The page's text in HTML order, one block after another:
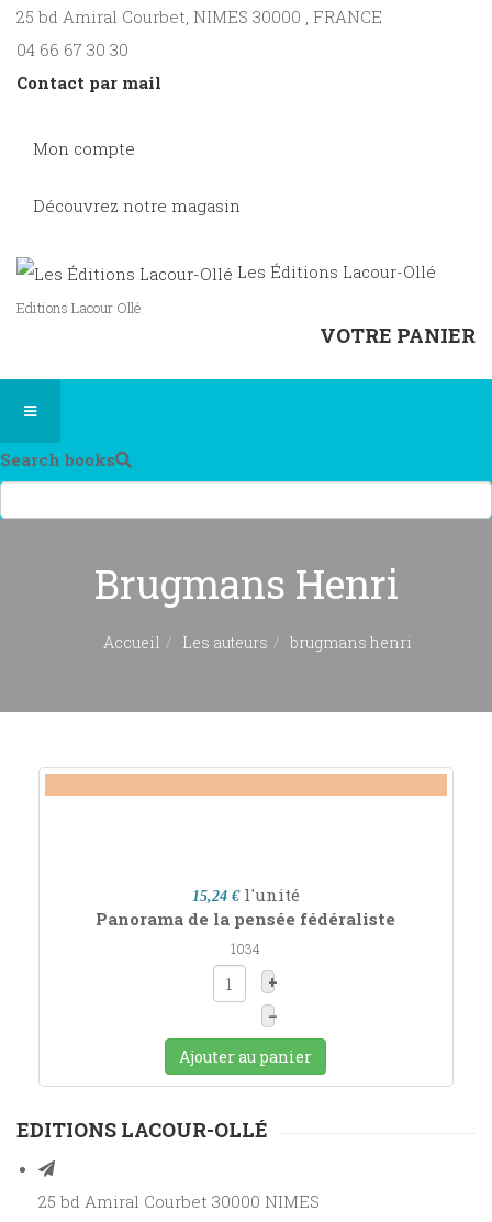
25 bd Amiral Courbet, NIMES 30000 , FRANCE
04 66 67 30 30
Contact par mail
Mon compte
Découvrez notre magasin
Les Éditions Lacour-Ollé
Editions Lacour Ollé
VOTRE PANIER
Search books
Brugmans Henri
Accueil Les auteurs brugmans henri
15,24 € l'unité
Panorama de la pensée fédéraliste
1034
+
–
Ajouter au panier
EDITIONS LACOUR-OLLÉ
25 bd Amiral Courbet 30000 NIMES